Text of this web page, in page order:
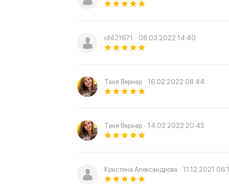
id421671 08.03.2022 14:40
Таня Вернер 16.02.2022 08:44
Таня Вернер 14.02.2022 20:45
Кристина Александрова 11.12.2021